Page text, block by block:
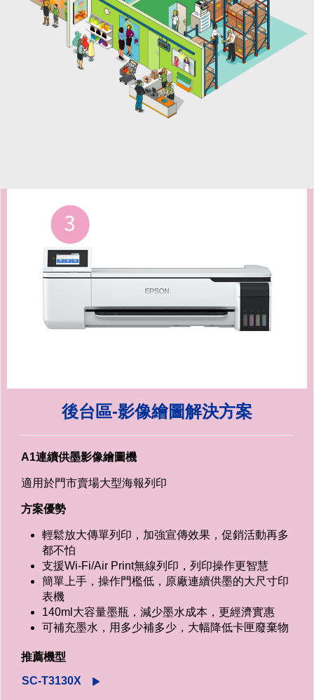
後台區-影像繪圖解決方案
A1連續供墨影像繪圖機
適用於門市賣場大型海報列印
方案優勢
輕鬆放大傳單列印，加強宣傳效果，促銷活動再多
都不怕
支援Wi-Fi/Air Print無線列印，列印操作更智慧
簡單上手，操作門檻低，原廠連續供墨的大尺寸印
表機
140ml大容量墨瓶，減少墨水成本，更經濟實惠
可補充墨水，用多少補多少，大幅降低卡匣廢棄物
推薦機型
SC-T3130X